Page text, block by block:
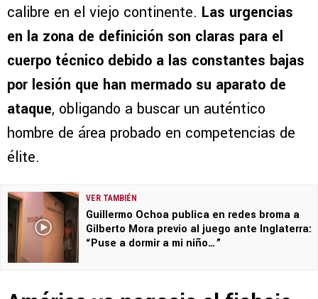
calibre en el viejo continente. Las urgencias
en la zona de definición son claras para el
cuerpo técnico debido a las constantes bajas
por lesión que han mermado su aparato de
ataque, obligando a buscar un auténtico
hombre de área probado en competencias de
élite.
VER TAMBIÉN
Guillermo Ochoa publica en redes broma a
Gilberto Mora previo al juego ante Inglaterra:
“Puse a dormir a mi niño…”